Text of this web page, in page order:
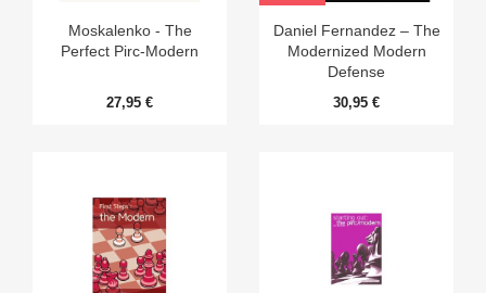
Moskalenko - The
Perfect Pirc-Modern
27,95 €
Daniel Fernandez – The
Modernized Modern
Defense
30,95 €